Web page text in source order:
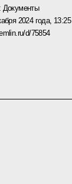
Документы
2024 года, 13:25
d/75854